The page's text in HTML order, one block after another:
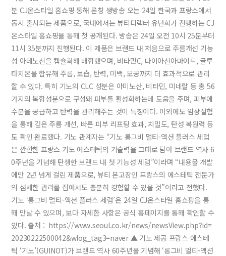
분 CJ온스타일 홈쇼핑 통해 론칭 생방송 오는 24일 한국과 프랑스에서
동시 출시되는 제품으로, 국내에서는 뷰티디렉터 유난희가 진행하는 CJ
온스타일 홈쇼핑을 통해 첫 공개된다. 방송은 24일 오전 10시 25분부터
11시 35분까지 진행된다. 이 제품은 브랜드 내 처음으로 주름개선 기능
성 아데노신을 캡슐화해 배합했으며, 비타민C, 나이아신아마이드, 글루
타치온을 함유해 주름, 보습, 탄력, 미백, 모공까지 더 효과적으로 관리
할 수 있다. 특히 기노의 CLC 성분은 아미노산, 비타민, 미네랄 등 총 56
가지의 복합성분으로 구성돼 피부를 활성화하는데 도움을 주며, 피부에
수분을 공급하고 탄력을 관리해주는 것이 특징이다. 이외에도 임상실험
을 통해 깊은 주름 개선, 빠른 피부 리프팅 효과, 치밀도, 탄성 복원력 등
도 확인 완료했다. 기노 관계자는 “기노 롱그비 멀티-액션 플러스 세럼
은 깐깐한 프랑스 기노 에스테틱의 기술력을 그대로 담아 브랜드 역사 6
0주년을 기념해 탄생한 브랜드 내 첫 기능성 세럼”이라며 “내용물 개발
에만 2년 넘게 걸린 제품으로, 뷰티 본고장인 프랑스의 에스테틱 전문가
의 섬세한 관리를 집에서도 충분히 경험할 수 있을 것”이라고 전했다.
기노 ‘롱그비 멀티-액션 플러스 세럼’은 24일 CJ온스타일 홈쇼핑을 통
해 만날 수 있으며, 보다 자세한 사항은 공식 홈페이지를 통해 확인할 수
있다. 출처 : https://www.seoul.co.kr/news/newsView.php?id=
20230222500042&wlog_tag3=naver ▲ 기노 제공 프랑스 에스테
틱 ‘기노’(GUINOT)가 브랜드 역사 60주년을 기념해 ‘롱그비 멀티-액션